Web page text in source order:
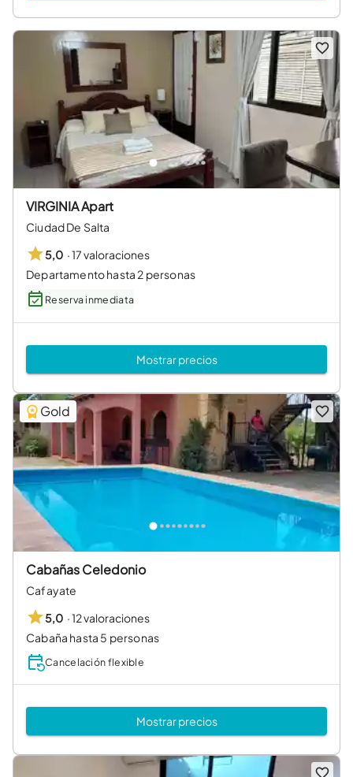
VIRGINIA Apart
Ciudad De Salta
5,0 ·17 valoraciones
Departamento hasta 2 personas
Reserva inmediata
Mostrar precios
Gold
Cabañas Celedonio
Cafayate
5,0 ·12 valoraciones
Cabaña hasta 5 personas
Cancelación flexible
Mostrar precios